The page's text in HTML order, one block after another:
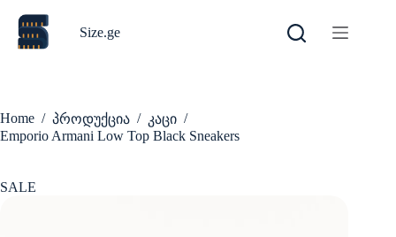
content
Size.ge
Home / პროდუქცია / კაცი /
Emporio Armani Low Top Black Sneakers
SALE